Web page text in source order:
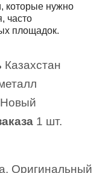
которые нужно
часто
площадок.
Казахстан
Новый
1 шт.
Оригинальный